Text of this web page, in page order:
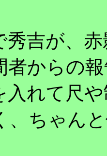
吉が、
者からの
入れて尺
、ちゃん